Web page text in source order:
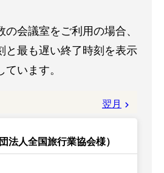
の会議室をご利用の場合、
と最も遅い終了時刻を表示
ています。
翌月
法人全国旅行業協会様）